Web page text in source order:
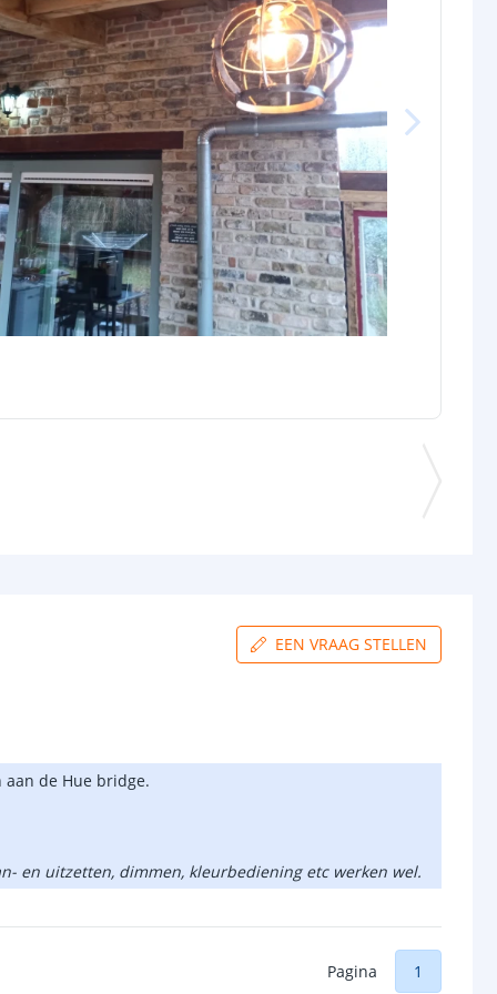
EEN VRAAG STELLEN
de Hue bridge.
en uitzetten, dimmen, kleurbediening etc werken wel.
Pagina 1